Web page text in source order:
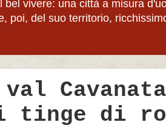
bel vivere: una città a misura
poi, del suo territorio,
di